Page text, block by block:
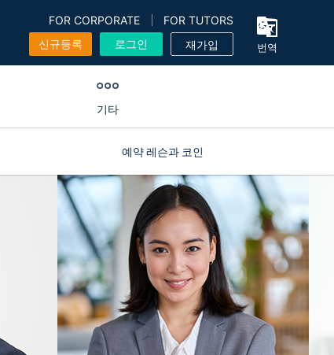
FOR CORPORATE
FOR TUTORS
신규등록
로그인 재가입 번역
기타
예약 레슨과 코인